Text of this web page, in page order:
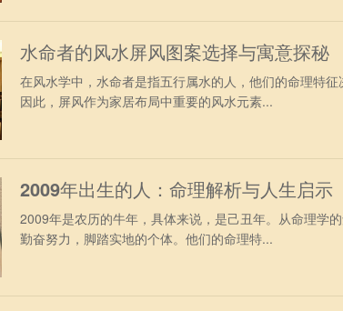
水命者的风水屏风图案选择与寓意探秘
在风水学中，水命者是指五行属水的人，他们的命理特征
因此，屏风作为家居布局中重要的风水元素...
2009年出生的人：命理解析与人生启示
2009年是农历的牛年，具体来说，是己丑年。从命理学
勤奋努力，脚踏实地的个体。他们的命理特...